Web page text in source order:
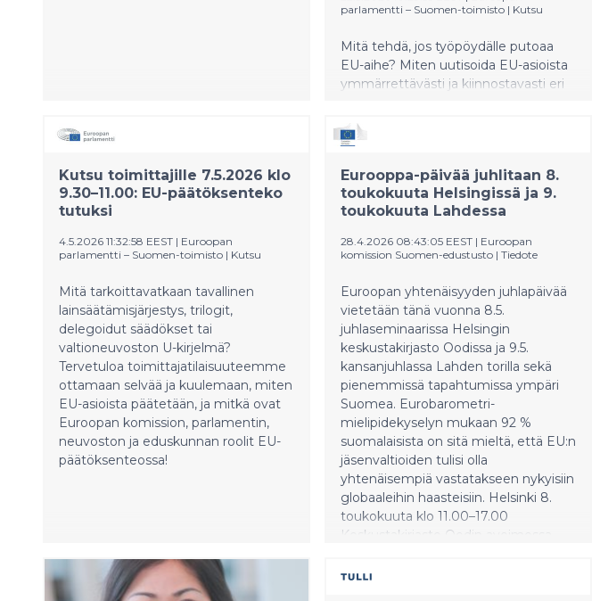
parlamentti – Suomen-toimisto | Kutsu
Mitä tehdä, jos työpöydälle putoaa
EU-aihe? Miten uutisoida EU-asioista
ymmärrettävästi ja kiinnostavasti eri
uutisoinnista Euroopan komission ja
Euroopan parlamentin
Kutsu toimittajille 7.5.2026 klo
9.30–11.00: EU-päätöksenteko
tutuksi
4.5.2026 11:32:58 EEST | Euroopan
parlamentti – Suomen-toimisto | Kutsu
Mitä tarkoittavatkaan tavallinen
lainsäätämisjärjestys, trilogit,
delegoidut säädökset tai
valtioneuvoston U-kirjelmä?
Tervetuloa toimittajatilaisuuteemme
ottamaan selvää ja kuulemaan, miten
EU-asioista päätetään, ja mitkä ovat
Euroopan komission, parlamentin,
neuvoston ja eduskunnan roolit EU-
päätöksenteossa!
Eurooppa-päivää juhlitaan 8.
toukokuuta Helsingissä ja 9.
toukokuuta Lahdessa
28.4.2026 08:43:05 EEST | Euroopan
komission Suomen-edustusto | Tiedote
Euroopan yhtenäisyyden juhlapäivää
vietetään tänä vuonna 8.5.
juhlaseminaarissa Helsingin
keskustakirjasto Oodissa ja 9.5.
kansanjuhlassa Lahden torilla sekä
pienemmissä tapahtumissa ympäri
Suomea. Eurobarometri-
mielipidekyselyn mukaan 92 %
suomalaisista on sitä mieltä, että EU:n
jäsenvaltioiden tulisi olla
yhtenäisempiä vastatakseen nykyisiin
globaaleihin haasteisiin. Helsinki 8.
toukokuuta klo 11.00–17.00
Keskustakirjasto Oodin avoimessa
Euroopan itsenäisyydestä